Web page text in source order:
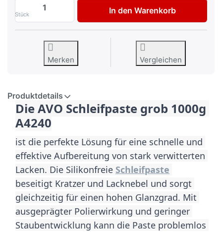
Stück
AVO Premiumline Schleifpaste Grob
In den Warenkorb
Merken Vergleichen
Produktdetails
Die AVO Schleifpaste grob 1000g
A4240
ist die perfekte Lösung für eine schnelle und
effektive Aufbereitung von stark verwitterten
Lacken. Die Silikonfreie Schleifpaste
beseitigt Kratzer und Lacknebel und sorgt
gleichzeitig für einen hohen Glanzgrad. Mit
ausgeprägter Polierwirkung und geringer
Staubentwicklung kann die Paste problemlos